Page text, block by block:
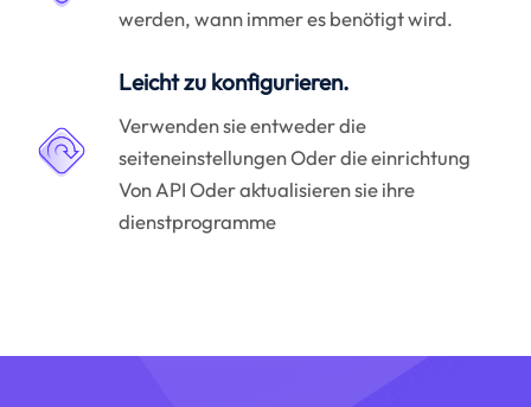
werden, wann immer es benötigt wird.
Leicht zu konfigurieren.
Verwenden sie entweder die
seiteneinstellungen Oder die einrichtung
Von API Oder aktualisieren sie ihre
dienstprogramme